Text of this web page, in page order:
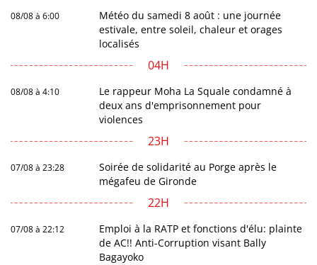
08/08 à 6:00
Météo du samedi 8 août : une journée
estivale, entre soleil, chaleur et orages
localisés
04H
08/08 à 4:10
Le rappeur Moha La Squale condamné à
deux ans d'emprisonnement pour
violences
23H
07/08 à 23:28
Soirée de solidarité au Porge après le
mégafeu de Gironde
22H
07/08 à 22:12
Emploi à la RATP et fonctions d'élu: plainte
de AC!! Anti-Corruption visant Bally
Bagayoko